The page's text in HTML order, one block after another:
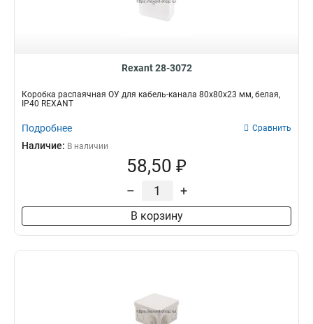
Rexant 28-3072
Коробка распаячная ОУ для кабель-канала 80х80х23 мм, белая,
IP40 REXANT
Подробнее Сравнить
Наличие: В наличии
58,50 ₽
– +
В корзину